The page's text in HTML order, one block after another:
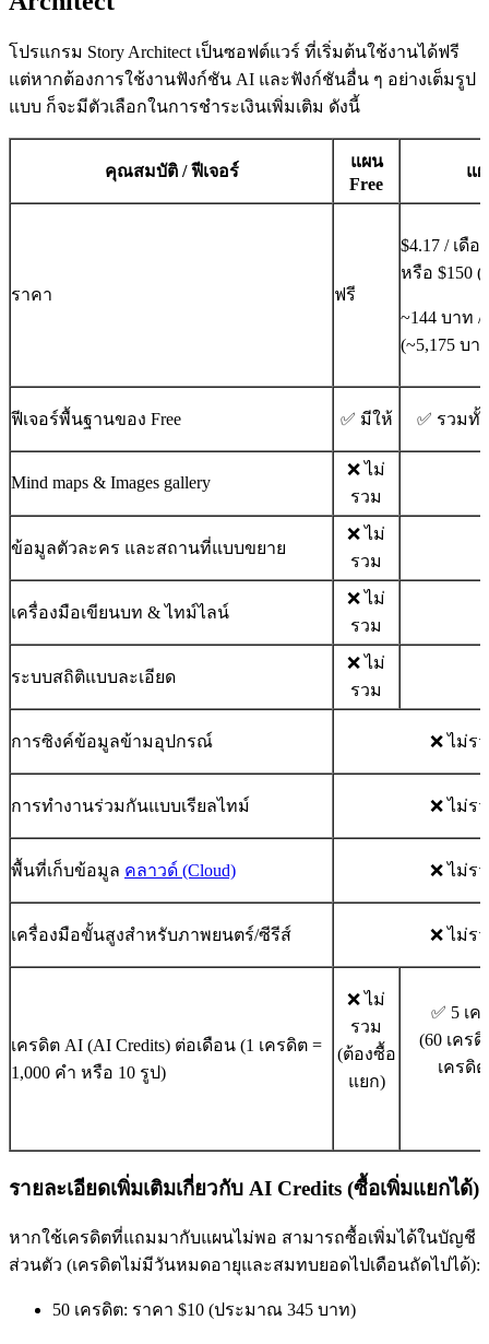
โปรแกรม Story Architect เป็นซอฟต์แวร์ ที่เริ่มต้นใช้งานได้ฟรี
แต่หากต้องการใช้งานฟังก์ชัน AI และฟังก์ชันอื่น ๆ อย่างเต็มรูป
แบบ ก็จะมีตัวเลือกในการชำระเงินเพิ่มเติม ดังนี้
คุณสมบัติ / ฟีเจอร์
แผน
Free
แ
ราคา ฟรี
$4.17 / เดื
หรือ $150
~144 บาท /
(~5,175 บ
ฟีเจอร์พื้นฐานของ Free ✅ มีให้ ✅ รวมทั้
Mind maps & Images gallery
❌ ไม่
รวม
ข้อมูลตัวละคร และสถานที่แบบขยาย
❌ ไม่
รวม
เครื่องมือเขียนบท & ไทม์ไลน์
❌ ไม่
รวม
ระบบสถิติแบบละเอียด
❌ ไม่
รวม
การซิงค์ข้อมูลข้ามอุปกรณ์ ❌ ไม่ร
การทำงานร่วมกันแบบเรียลไทม์ ❌ ไม่ร
พื้นที่เก็บข้อมูล คลาวด์ (Cloud) ❌ ไม่ร
เครื่องมือขั้นสูงสำหรับภาพยนตร์/ซีรีส์ ❌ ไม่ร
เครดิต AI (AI Credits) ต่อเดือน (1 เครดิต =
1,000 คำ หรือ 10 รูป)
❌ ไม่
รวม
(ต้องซื้อ
แยก)
✅ 5 เ
(60 เคร
เครดิ
รายละเอียดเพิ่มเติมเกี่ยวกับ AI Credits (ซื้อเพิ่มแยกได้)
หากใช้เครดิตที่แถมมากับแผนไม่พอ สามารถซื้อเพิ่มได้ในบัญชี
ส่วนตัว (เครดิตไม่มีวันหมดอายุและสมทบยอดไปเดือนถัดไปได้):
50 เครดิต: ราคา $10 (ประมาณ 345 บาท)